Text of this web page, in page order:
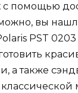
с помощью
вы
PST 0203
а также